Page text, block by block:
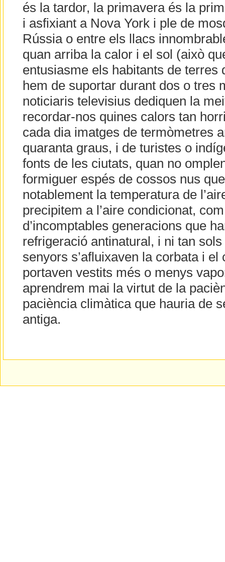
és la tardor, la primavera és la
i asfixiant a Nova York i ple de
Rússia o entre els llacs
quan arriba la calor i el sol (això
entusiasme els habitants de terres
hem de suportar durant dos o tres
noticiaris televisius dediquen la
recordar-nos quines calors tan
cada dia imatges de termòmetres
quaranta graus, i de turistes o
fonts de les ciutats, quan no
formiguer espés de cossos nus
notablement la temperatura de
precipitem a l’aire condicionat,
d’incomptables generacions que
refrigeració antinatural, i ni tan
senyors s’afluixaven la corbata i
portaven vestits més o menys
aprendrem mai la virtut de la
paciència climàtica que hauria de
antiga.